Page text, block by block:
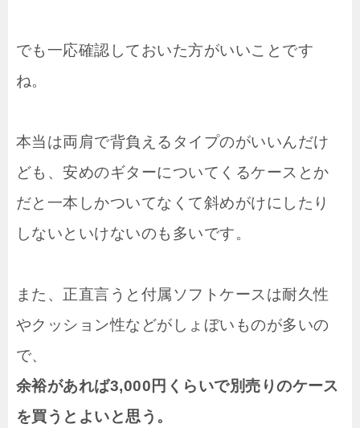
でも一応確認しておいた方がいいことです
ね。
本当は両肩で背負えるタイプのがいいんだけ
ども、安めのギターについてくるケースとか
だと一本しかついてなくて斜めがけにしたり
しないといけないのも多いです。
また、正直言うと付属ソフトケースは耐久性
やクッション性などがしょぼいものが多いの
で、
余裕があれば3,000円くらいで別売りのケース
を買うとよいと思う。